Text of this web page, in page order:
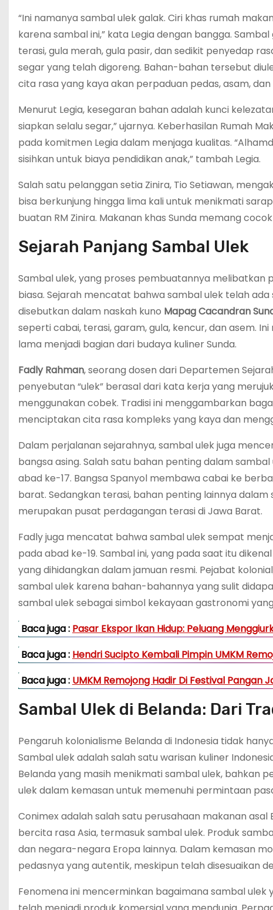
“Ini namanya sambal ulek galak. Ciri khas rumah
karena sambal ini,” kata Legia dengan bangga.
terasi, gula merah, gula pasir, dan sedikit penyedap
segar yang telah digoreng. Bahan-bahan tersebut
cita rasa yang kaya akan perpaduan pedas, asam, dan
Menurut Legia, kesegaran bahan adalah kunci
siapkan selalu segar,” ujarnya. Keberhasilan Rumah
pada komitmen Legia dalam menjaga kualitas.
sisihkan untuk biaya pendidikan anak,” tambah Legia.
Salah satu pelanggan setia Zinira, Tio Setiawan,
bisa berkunjung hingga lima kali untuk menikmati
buatan RM Zinira. Makanan khas Sunda memang
Sejarah Panjang Sambal Ulek
Sambal ulek, yang proses pembuatannya
biasa. Sejarah mencatat bahwa sambal ulek telah
disebutkan dalam naskah kuno Mapag Cacandran
seperti cabai, terasi, garam, gula, kencur, dan asem.
lama menjadi bagian dari budaya kuliner Sunda.
Fadly Rahman, seorang dosen dari Departemen
penyebutan “ulek” berasal dari kata kerja yang
menggunakan cobek. Tradisi ini menggambarkan
menciptakan cita rasa kompleks yang kaya dan
Dalam perjalanan sejarahnya, sambal ulek juga
bangsa asing. Salah satu bahan penting dalam
abad ke-17. Bangsa Spanyol membawa cabai ke
barat. Sedangkan terasi, bahan penting lainnya
merupakan pusat perdagangan terasi di Jawa Barat.
Fadly juga mencatat bahwa sambal ulek sempat
pada abad ke-19. Sambal ini, yang pada saat itu
yang dihidangkan dalam jamuan resmi. Pejabat
sambal ulek karena bahan-bahannya yang sulit
sambal ulek sebagai simbol kekayaan gastronomi
Baca juga : Pasar Ekspor Ikan Hidup: Peluang
Baca juga : Hendri Sucipto Kembali Pimpin UMKM
Baca juga : UMKM Remojong Hadir Di Festival Pangan
Sambal Ulek di Belanda: Dari
Pengaruh kolonialisme Belanda di Indonesia tidak
Sambal ulek adalah salah satu warisan kuliner
Belanda yang masih menikmati sambal ulek, bahkan
ulek dalam kemasan untuk memenuhi permintaan
Conimex adalah salah satu perusahaan makanan
bercita rasa Asia, termasuk sambal ulek. Produk
dan negara-negara Eropa lainnya. Dalam kemasan
pedasnya yang autentik, meskipun telah disesuaikan
Fenomena ini mencerminkan bagaimana sambal